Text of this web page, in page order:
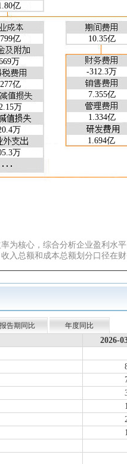
1.769
2.016
0.102
0.436
35.59
35.18
1.553
1.543
0.543
25-12-31
725.4
141.9
156.3
69.69
62.65
0.119
0.496
0.634
亿
亿 10.35亿
万
亿
-312.3万
万
7.355亿
万
1.334亿
万
1.694亿
为核心，综合分析企业盈利水
入总额和成本总额划分口径在
报告期同比 年度同比
2026-